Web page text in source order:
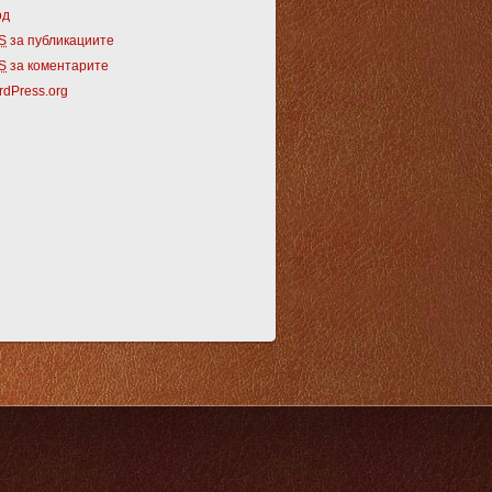
за публикациите
за коментарите